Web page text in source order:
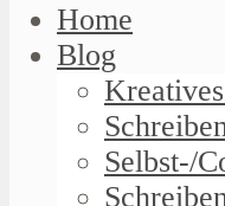
Home
Blog
Selbst-/